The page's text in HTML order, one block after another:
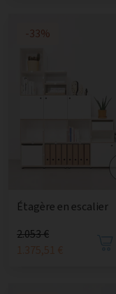
-33%
Étagère en escalier
2.053 €
1.375,51 €